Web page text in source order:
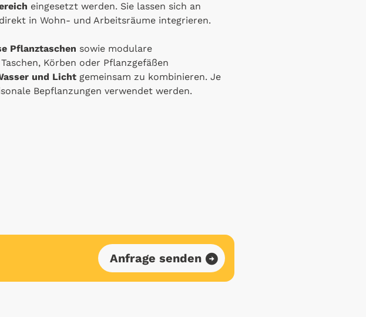
eingesetzt werden. Sie lassen sich an
in Wohn- und Arbeitsräume integrieren.
Pflanztaschen sowie modulare
Körben oder Pflanzgefäßen
und Licht gemeinsam zu kombinieren. Je
Bepflanzungen verwendet werden.
Anfrage senden